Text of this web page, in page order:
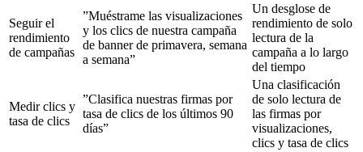
Seguir el
rendimiento
de campañas
”Muéstrame las visualizaciones
y los clics de nuestra campaña
de banner de primavera, semana
a semana”
Un desglose de
rendimiento de solo
lectura de la
campaña a lo largo
del tiempo
Medir clics y
tasa de clics
”Clasifica nuestras firmas por
tasa de clics de los últimos 90
días”
Una clasificación
de solo lectura de
las firmas por
visualizaciones,
clics y tasa de clics